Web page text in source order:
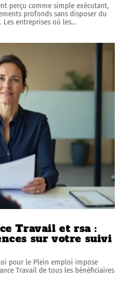
perçu comme simple exécutant,
profonds sans disposer du
entreprises où les…
Travail et rsa :
sur votre suivi
pour le Plein emploi impose
Travail de tous les bénéficiaires